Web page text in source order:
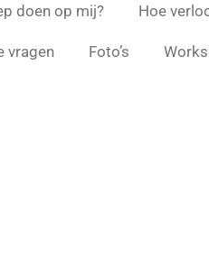
doen op mij? Hoe
vragen Foto’s